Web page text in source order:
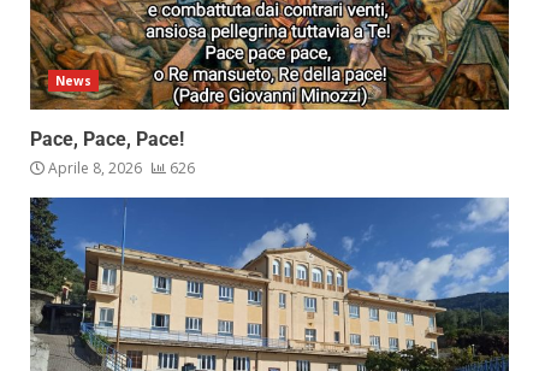
News
Pace, Pace, Pace!
Aprile 8, 2026 626